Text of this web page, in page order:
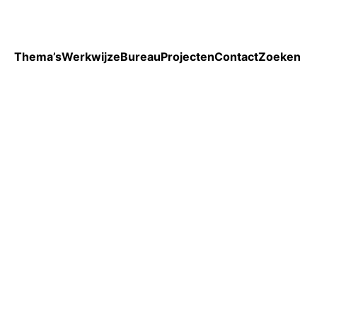
Thema’sWerkwijzeBureauProjectenContactZoeken